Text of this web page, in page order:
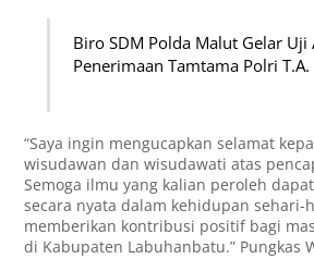
Biro SDM Polda Malut Gelar Uji
Penerimaan Tamtama Polri
“Saya ingin mengucapkan selamat
wisudawan dan wisudawati atas
Semoga ilmu yang kalian peroleh
secara nyata dalam kehidupan sehari-
memberikan kontribusi positif bagi
di Kabupaten Labuhanbatu.” Pungkas